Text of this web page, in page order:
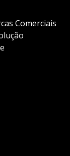
Comerciais